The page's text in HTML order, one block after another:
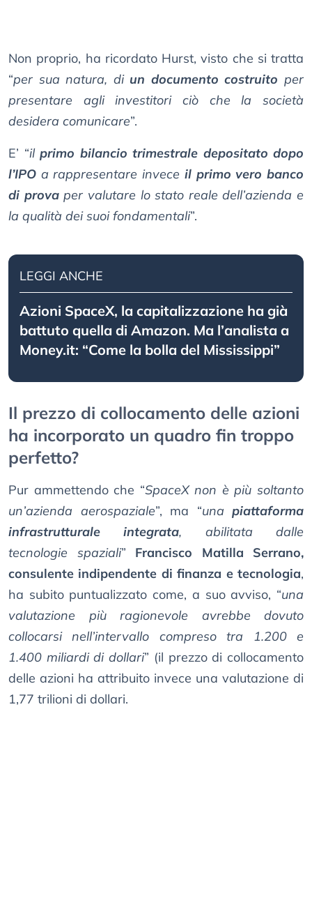
Non proprio, ha ricordato Hurst, visto che si tratta
“per sua natura, di un documento costruito per
presentare agli investitori ciò che la società
desidera comunicare”.
E’ “il primo bilancio trimestrale depositato dopo
l’IPO a rappresentare invece il primo vero banco
di provaper valutare lo stato reale dell’azienda e
la qualità dei suoi fondamentali”.
LEGGI ANCHE
Azioni SpaceX, la capitalizzazione ha già
battuto quella di Amazon. Ma l’analista a
Money.it: “Come la bolla del Mississippi”
Il prezzo di collocamento delle azioni
ha incorporato un quadro fin troppo
perfetto?
Pur ammettendo che “SpaceX non è più soltanto
un’azienda aerospaziale”, ma “una piattaforma
infrastrutturale integrata, abilitata dalle
tecnologie spaziali” Francisco Matilla Serrano,
consulente indipendente di finanza e tecnologia,
ha subito puntualizzato come, a suo avviso, “una
valutazione più ragionevole avrebbe dovuto
collocarsi nell’intervallo compreso tra 1.200 e
1.400 miliardi di dollari” (il prezzo di collocamento
delle azioni ha attribuito invece una valutazione di
1,77 trilioni di dollari.